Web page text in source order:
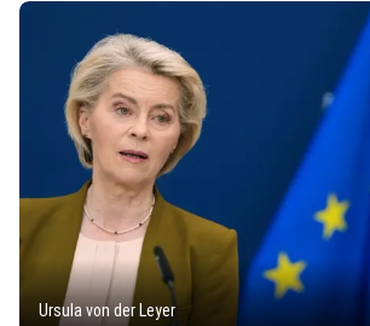
Ursula von der Leyer